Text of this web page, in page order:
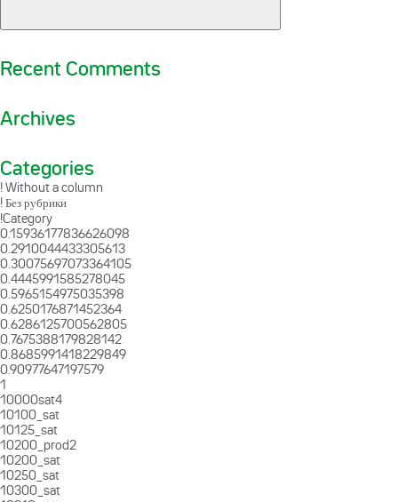
Recent Comments
Archives
Categories
! Without a column
! Без рубрики
!Category
0.15936177836626098
0.2910044433305613
0.30075697073364105
0.4445991585278045
0.5965154975035398
0.6250176871452364
0.6286125700562805
0.7675388179828142
0.8685991418229849
0.90977647197579
1
10000sat4
10100_sat
10125_sat
10200_prod2
10200_sat
10250_sat
10300_sat